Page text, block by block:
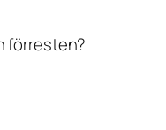
förresten?